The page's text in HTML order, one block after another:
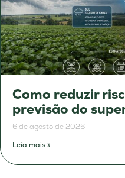
Como reduzir
previsão do
6 de agosto de 2026
Leia mais »